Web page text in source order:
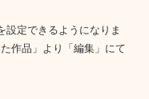
設定できるようになりま
作品」より「編集」にて